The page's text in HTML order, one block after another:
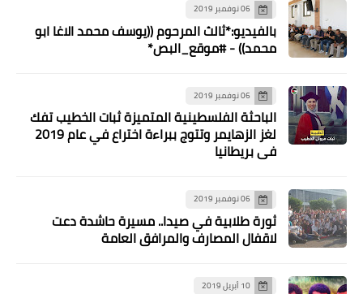
06 نوفمبر 2019
بالفيديو:*ثالث المرحوم ((يوسف محمد الاغا ابو
محمد)) - #موقع_البص*
06 نوفمبر 2019
الباحثة الفلسطينية المتميزة ثبات الخطيب تفك
لغز الزهايمر وتتوج ببراءة اختراع في عام 2019
في بريطانيا
06 نوفمبر 2019
ثورة طلابية في صيدا.. مسيرة حاشدة دعت
لاقفال المصارف والمرافق العامة
10 أبريل 2019